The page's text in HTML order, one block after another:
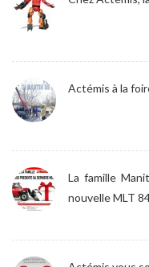
Actémis à la
La famille
nouvelle MLT